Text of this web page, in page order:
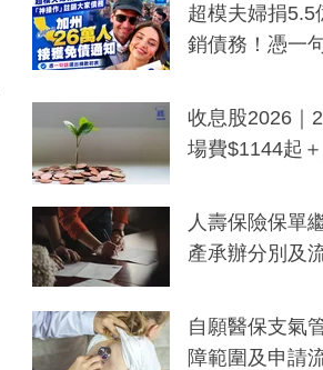
超模夫婦捐5.5
銷債務！憑一
一度被誤當詐
收息股2026｜
場費$1144起
人壽保險保單
產承辦分別及
自願醫保支氣
障範圍及申請